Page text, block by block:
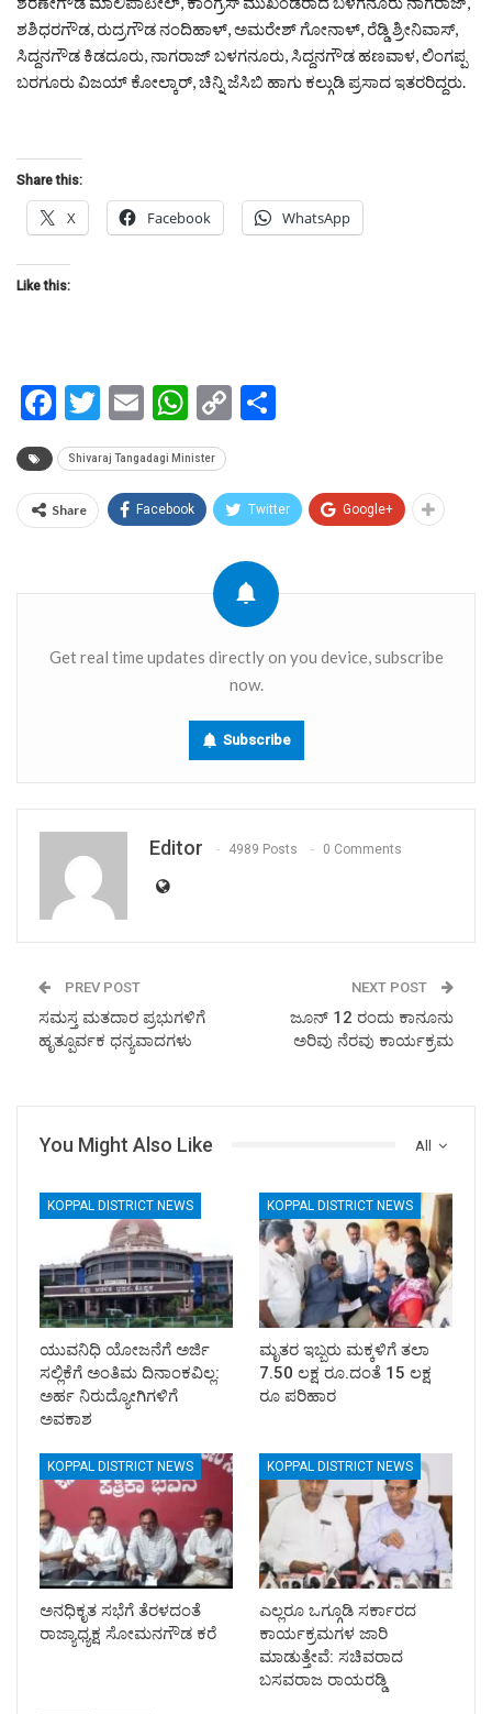
ಶಶಿಧರಗೌಡ, ರುದ್ರಗೌಡ ನಂದಿಹಾಳ್, ಅಮರೇಶ್ ಗೋನಾಳ್, ರೆಡ್ಡಿ ಶ್ರೀನಿವಾಸ್,
ಸಿದ್ದನಗೌಡ ಕಿಡದೂರು, ನಾಗರಾಜ್ ಬಳಗನೂರು, ಸಿದ್ದನಗೌಡ ಹಣವಾಳ, ಲಿಂಗಪ್ಪ
ಬರಗೂರು ವಿಜಯ್ ಕೋಲ್ಕಾರ್, ಚಿನ್ನಿ ಜೆಸಿಬಿ ಹಾಗು ಕಲ್ಗುಡಿ ಪ್ರಸಾದ ಇತರರಿದ್ದರು.
Share this:
X Facebook WhatsApp
Like this:
Facebook
Twitter
EmailWhatsApp
Copy
Shivaraj Tangadagi Minister
Share Facebook Twitter Google+
Get real time updates directly on you device, subscribe
now.
Subscribe
Editor 4989 Posts 0 Comments
PREV POST
ಸಮಸ್ತ ಮತದಾರ ಪ್ರಭುಗಳಿಗೆ
ಹೃತ್ಪೂರ್ವಕ ಧನ್ಯವಾದಗಳು
NEXT POST
ಜೂನ್ 12 ರಂದು ಕಾನೂನು
ಅರಿವು ನೆರವು ಕಾರ್ಯಕ್ರಮ
All
You Might Also Like
KOPPAL DISTRICT NEWS
ಯುವನಿಧಿ ಯೋಜನೆಗೆ ಅರ್ಜಿ
ಸಲ್ಲಿಕೆಗೆ ಅಂತಿಮ ದಿನಾಂಕವಿಲ್ಲ:
ಅರ್ಹ ನಿರುದ್ಯೋಗಿಗಳಿಗೆ
ಅವಕಾಶ
KOPPAL DISTRICT NEWS
ಮೃತರ ಇಬ್ಬರು ಮಕ್ಕಳಿಗೆ ತಲಾ
7.50 ಲಕ್ಷ ರೂ.ದಂತೆ 15 ಲಕ್ಷ
ರೂ ಪರಿಹಾರ
KOPPAL DISTRICT NEWS
ಅನಧಿಕೃತ ಸಭೆಗೆ ತೆರಳದಂತೆ
ರಾಜ್ಯಾಧ್ಯಕ್ಷ ಸೋಮನಗೌಡ ಕರೆ
KOPPAL DISTRICT NEWS
ಎಲ್ಲರೂ ಒಗ್ಗೂಡಿ ಸರ್ಕಾರದ
ಕಾರ್ಯಕ್ರಮಗಳ ಜಾರಿ
ಮಾಡುತ್ತೇವೆ: ಸಚಿವರಾದ
ಬಸವರಾಜ ರಾಯರಡ್ಡಿ